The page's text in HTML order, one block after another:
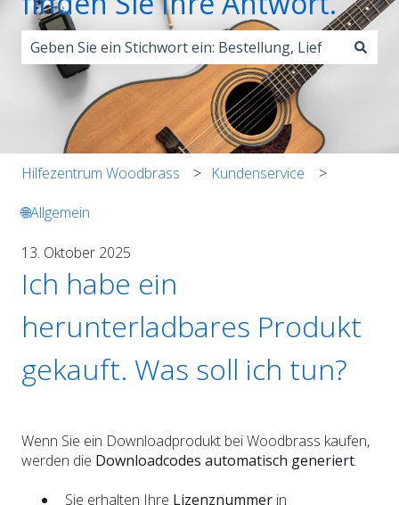
Es gibt keine Vorschläge, da das Suchfeld leer ist.
Hilfezentrum Woodbrass Kundenservice
🌐Allgemein
13. Oktober 2025
Ich habe ein
herunterladbares Produkt
gekauft. Was soll ich tun?
Wenn Sie ein Downloadprodukt bei Woodbrass kaufen,
werden die Downloadcodes automatisch generiert.
Sie erhalten Ihre Lizenznummer in